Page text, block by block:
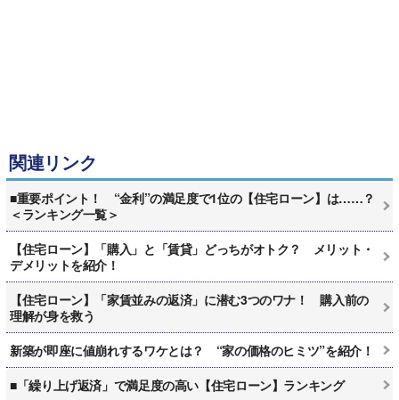
関連リンク
■重要ポイント！ “金利”の満足度で1位の【住宅ローン】は……？
＜ランキング一覧＞
【住宅ローン】「購入」と「賃貸」どっちがオトク？ メリット・
デメリットを紹介！
【住宅ローン】「家賃並みの返済」に潜む3つのワナ！ 購入前の
理解が身を救う
新築が即座に値崩れするワケとは？ “家の価格のヒミツ”を紹介！
■「繰り上げ返済」で満足度の高い【住宅ローン】ランキング